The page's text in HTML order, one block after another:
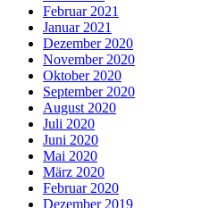
Februar 2021
Januar 2021
Dezember 2020
November 2020
Oktober 2020
September 2020
August 2020
Juli 2020
Juni 2020
Mai 2020
März 2020
Februar 2020
Dezember 2019